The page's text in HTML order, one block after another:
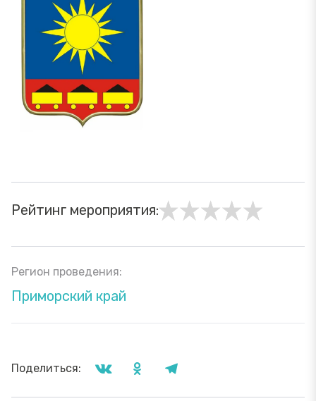
Рейтинг мероприятия:
Регион проведения:
Приморский край
Поделиться: